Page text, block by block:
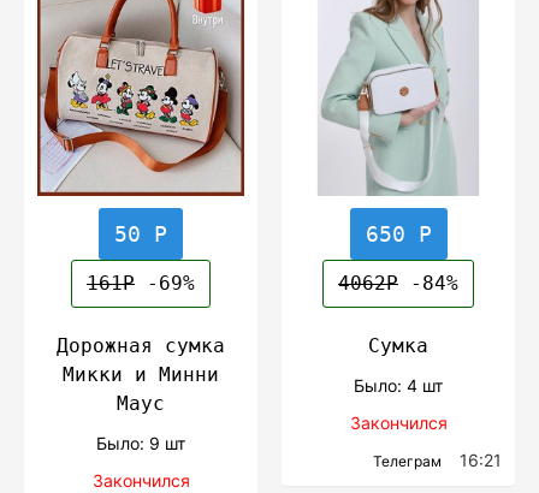
50 Р
161Р -69%
Дорожная сумка
Микки и Минни
Маус
Было: 9 шт
Закончился
650 Р
4062Р -84%
Сумка
Было: 4 шт
Закончился
Телеграм 16:21